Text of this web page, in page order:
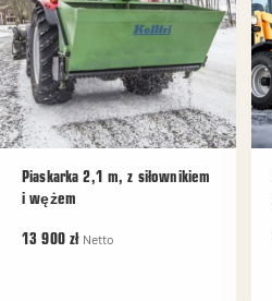
Piaskarka 2,1 m, z siłownikiem
i wężem
13 900 zł Netto